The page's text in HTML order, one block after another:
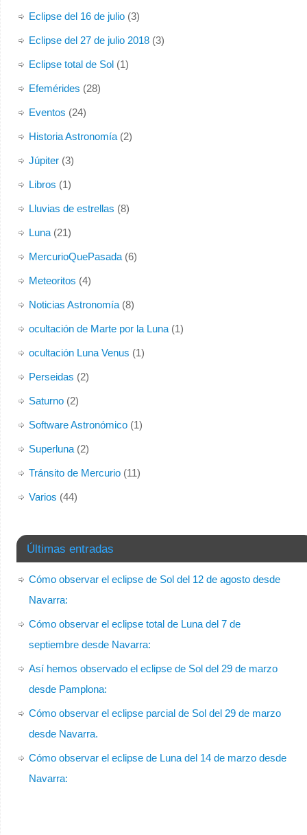
Eclipse del 16 de julio(3)
Eclipse del 27 de julio 2018(3)
Eclipse total de Sol(1)
Efemérides (28)
Eventos (24)
Historia Astronomía(2)
Júpiter(3)
Libros (1)
Lluvias de estrellas (8)
Luna(21)
MercurioQuePasada(6)
Meteoritos (4)
Noticias Astronomía(8)
ocultación de Marte por la Luna(1)
ocultación Luna Venus (1)
Perseidas (2)
Saturno(2)
Software Astronómico(1)
Superluna(2)
Tránsito de Mercurio(11)
Varios (44)
Últimas entradas
Cómo observar el eclipse de Sol del 12 de agosto desde
Navarra:
Cómo observar el eclipse total de Luna del 7 de
septiembre desde Navarra:
Así hemos observado el eclipse de Sol del 29 de marzo
desde Pamplona:
Cómo observar el eclipse parcial de Sol del 29 de marzo
desde Navarra.
Cómo observar el eclipse de Luna del 14 de marzo desde
Navarra: